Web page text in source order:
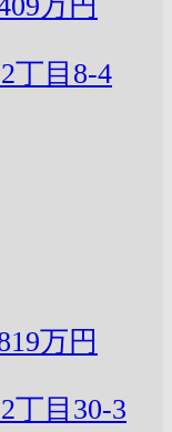
万円
丁目8-4
万円
丁目30-3